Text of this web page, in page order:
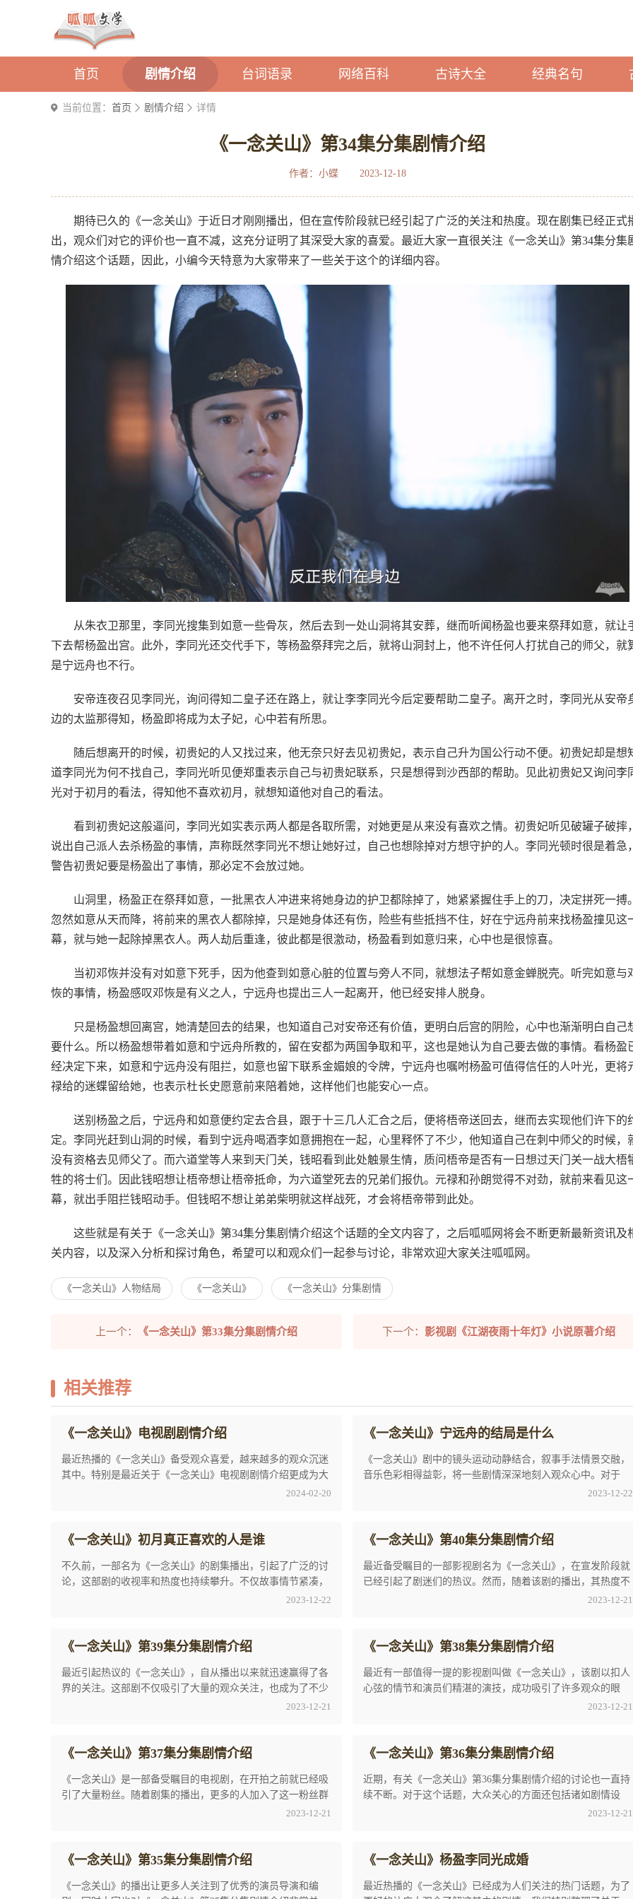
首页 剧情介绍 台词语录 网络百科 古诗大全 经典名句
当前位置： 首页 剧情介绍 详情
《一念关山》第34集分集剧情介绍
作者：小蝶 2023-12-18
期待已久的《一念关山》于近日才刚刚播出，但在宣传阶段就已经引起了广泛的关注和热度。现在剧集已经正式
出，观众们对它的评价也一直不减，这充分证明了其深受大家的喜爱。最近大家一直很关注《一念关山》第34集分集
情介绍这个话题，因此，小编今天特意为大家带来了一些关于这个的详细内容。
从朱衣卫那里，李同光搜集到如意一些骨灰，然后去到一处山洞将其安葬，继而听闻杨盈也要来祭拜如意，就让
下去帮杨盈出宫。此外，李同光还交代手下，等杨盈祭拜完之后，就将山洞封上，他不许任何人打扰自己的师父，就
是宁远舟也不行。
安帝连夜召见李同光，询问得知二皇子还在路上，就让李李同光今后定要帮助二皇子。离开之时，李同光从安帝
边的太监那得知，杨盈即将成为太子妃，心中若有所思。
随后想离开的时候，初贵妃的人又找过来，他无奈只好去见初贵妃，表示自己升为国公行动不便。初贵妃却是想
道李同光为何不找自己，李同光听见便郑重表示自己与初贵妃联系，只是想得到沙西部的帮助。见此初贵妃又询问李
光对于初月的看法，得知他不喜欢初月，就想知道他对自己的看法。
看到初贵妃这般逼问，李同光如实表示两人都是各取所需，对她更是从来没有喜欢之情。初贵妃听见破罐子破摔，
说出自己派人去杀杨盈的事情，声称既然李同光不想让她好过，自己也想除掉对方想守护的人。李同光顿时很是着急，
警告初贵妃要是杨盈出了事情，那必定不会放过她。
山洞里，杨盈正在祭拜如意，一批黑衣人冲进来将她身边的护卫都除掉了，她紧紧握住手上的刀，决定拼死一搏。
忽然如意从天而降，将前来的黑衣人都除掉，只是她身体还有伤，险些有些抵挡不住，好在宁远舟前来找杨盈撞见这
幕，就与她一起除掉黑衣人。两人劫后重逢，彼此都是很激动，杨盈看到如意归来，心中也是很惊喜。
当初邓恢并没有对如意下死手，因为他查到如意心脏的位置与旁人不同，就想法子帮如意金蝉脱壳。听完如意与
恢的事情，杨盈感叹邓恢是有义之人，宁远舟也提出三人一起离开，他已经安排人脱身。
只是杨盈想回离宫，她清楚回去的结果，也知道自己对安帝还有价值，更明白后宫的阴险，心中也渐渐明白自己
要什么。所以杨盈想带着如意和宁远舟所教的，留在安都为两国争取和平，这也是她认为自己要去做的事情。看杨盈
经决定下来，如意和宁远舟没有阻拦，如意也留下联系金媚娘的令牌，宁远舟也嘱咐杨盈可值得信任的人叶光，更将
禄给的迷蝶留给她，也表示杜长史愿意前来陪着她，这样他们也能安心一点。
送别杨盈之后，宁远舟和如意便约定去合县，跟于十三几人汇合之后，便将梧帝送回去，继而去实现他们许下的
定。李同光赶到山洞的时候，看到宁远舟喝酒李如意拥抱在一起，心里释怀了不少，他知道自己在刺中师父的时候，
没有资格去见师父了。而六道堂等人来到天门关，钱昭看到此处触景生情，质问梧帝是否有一日想过天门关一战大梧
牲的将士们。因此钱昭想让梧帝想让梧帝抵命，为六道堂死去的兄弟们报仇。元禄和孙朗觉得不对劲，就前来看见这
幕，就出手阻拦钱昭动手。但钱昭不想让弟弟柴明就这样战死，才会将梧帝带到此处。
这些就是有关于《一念关山》第34集分集剧情介绍这个话题的全文内容了，之后呱呱网将会不断更新最新资讯及
关内容，以及深入分析和探讨角色，希望可以和观众们一起参与讨论，非常欢迎大家关注呱呱网。
《一念关山》人物结局 《一念关山》 《一念关山》分集剧情
上一个： 《一念关山》第33集分集剧情介绍 下一个： 影视剧《江湖夜雨十年灯》小说原著介绍
相关推荐
《一念关山》电视剧剧情介绍
最近热播的《一念关山》备受观众喜爱，越来越多的观众沉迷
其中。特别是最近关于《一念关山》电视剧剧情介绍更成为大
2024-02-20
《一念关山》宁远舟的结局是什么
《一念关山》剧中的镜头运动动静结合，叙事手法情景交融，
音乐色彩相得益彰，将一些剧情深深地刻入观众心中。对于
《一念关山》宁远舟的结局是什么相信大家还是有 ...2023-12-22
《一念关山》初月真正喜欢的人是谁
不久前，一部名为《一念关山》的剧集播出，引起了广泛的讨
论，这部剧的收视率和热度也持续攀升。不仅故事情节紧凑，
2023-12-22
《一念关山》第40集分集剧情介绍
最近备受瞩目的一部影视剧名为《一念关山》，在宣发阶段就
已经引起了剧迷们的热议。然而，随着该剧的播出，其热度不
2023-12-21
《一念关山》第39集分集剧情介绍
最近引起热议的《一念关山》，自从播出以来就迅速赢得了各
界的关注。这部剧不仅吸引了大量的观众关注，也成为了不少
2023-12-21
《一念关山》第38集分集剧情介绍
最近有一部值得一提的影视剧叫做《一念关山》，该剧以扣人
心弦的情节和演员们精湛的演技，成功吸引了许多观众的眼
球。在各大社交媒体上也引发了大量的讨论和关注 ...2023-12-21
《一念关山》第37集分集剧情介绍
《一念关山》是一部备受瞩目的电视剧，在开拍之前就已经吸
引了大量粉丝。随着剧集的播出，更多的人加入了这一粉丝群
2023-12-21
《一念关山》第36集分集剧情介绍
近期，有关《一念关山》第36集分集剧情介绍的讨论也一直持
续不断。对于这个话题，大众关心的方面还包括诸如剧情设
定、演员表演、特效制作等等。根据这些小编特地 ...2023-12-21
《一念关山》第35集分集剧情介绍
《一念关山》的播出让更多人关注到了优秀的演员导演和编
《一念关山》杨盈李同光成婚
最近热播的《一念关山》已经成为人们关注的热门话题，为了